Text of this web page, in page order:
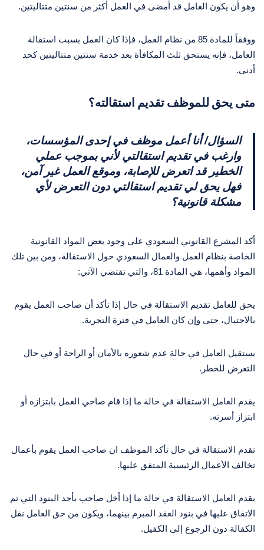
وهو أن يكون العامل قد أمضى في العمل أكثر من سنتين متتاليتين.
ووفقاً للمادة 85 من نظام العمل، فإذا كان العمل بسبب استقالة
العامل، فإنه يستحق ثلث المكافأة بعد خدمة سنتين متتاليتين كحد
أدنى.
متى يحق للموظف تقديم استقالته؟
السؤال/ أنا أعمل موظف في إحدى المؤسسات،
وارغب في تقديم استقالتي لأني بموجب عملي
الخطير قد اتعرض للإصابة، وموقع العمل غير آمن،
فهل يحق لي تقديم استقالتي دون التعرض لأي
مشكلة قانونية؟
أكد المشرع القانوني السعودي على وجود بعض المواد القانونية
الخاصة بنظام العمل والعمال السعودي حول الاستقالة، ومن بين تلك
المواد وأهمها، هي المادة 81، والتي تقتضي الآتي:
يحق للعامل تقديم الاستقالة في حال إذا تأكد أن صاحب العمل يقوم
بالاحتيال، حتى وإن كان العامل في فترة التجربة.
يستقيل العامل في حالة عدم شعوره بالأمان أو الراحة أو في حال
التعرض للخطر.
يقدم العامل الاستقالة في حالة ما إذا قام صاحي العمل بابتزازه أو
ابتزاز أسرته.
تقدم الاستقالة في حال تأكد الموظف ان صاحب العمل يقوم بأعمال
تخالف الأعمال الرئيسية المتفق عليها.
يقدم العامل الاستقالة في حالة ما إذا أخل صاحب بأحد البنود التي تم
الاتفاق عليها في بنود العقد المبرم بينهما، ويكون من حق العامل نقل
الكفالة دون الرجوع إلى الكفيل.